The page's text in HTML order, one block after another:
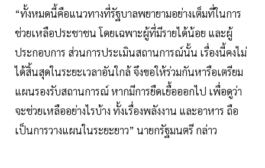
“ทั้งหมดนี้คือแนวทางที่รัฐบาลพยายามอย่างเต็มที่ในการ
ช่วยเหลือประชาชน โดยเฉพาะผู้ที่มีรายได้น้อย และผู้
ประกอบการ ส่วนการประเมินสถานการณ์นั้น เรื่องนี้คงไม่
ได้สิ้นสุดในระยะเวลาอันใกล้ จึงขอให้ร่วมกันหารือเตรียม
แผนรองรับสถานการณ์ หากมีการยืดเยื้อออกไป เพื่อดูว่า
จะช่วยเหลืออย่างไรบ้าง ทั้งเรื่องพลังงาน และอาหาร ถือ
เป็นการวางแผนในระยะยาว” นายกรัฐมนตรี กล่าว